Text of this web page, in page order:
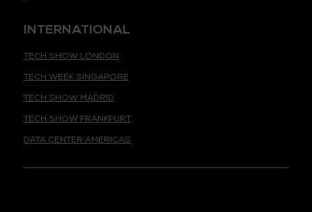
TECH WEEK SINGAPORE
TECH SHOW MADRID
TECH SHOW FRANKFURT
DATA CENTER AMERICAS